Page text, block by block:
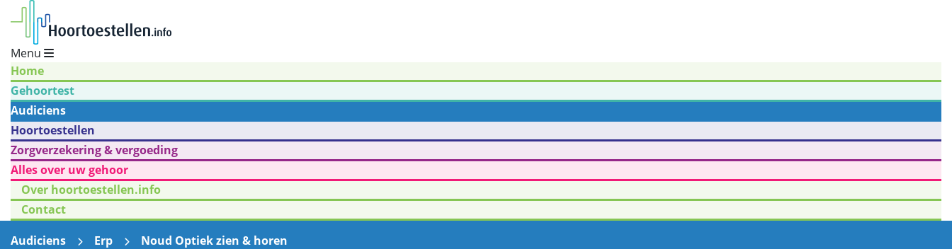
Menu
Home
Gehoortest
Audiciens
Hoortoestellen
Zorgverzekering & vergoeding
Alles over uw gehoor
Over hoortoestellen.info
Contact
Audiciens
Erp Noud Optiek zien & horen